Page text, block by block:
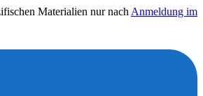
Materialien nur nach Anmeldung im